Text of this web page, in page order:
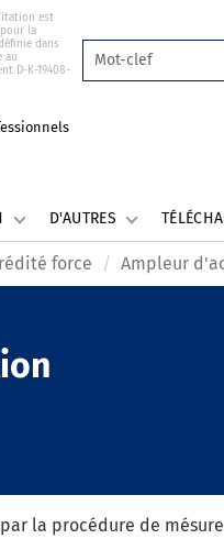
est
la
dans
au
D-K-19408-
D'AUTRES
force Ampleur
la procédure de mésure